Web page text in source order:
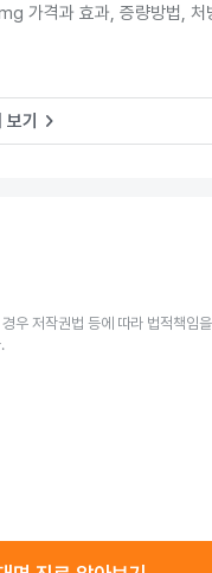
가격과 효과, 증량방법, 처
보기 keyboard_arrow_right
우 저작권법 등에 따라 법적책임